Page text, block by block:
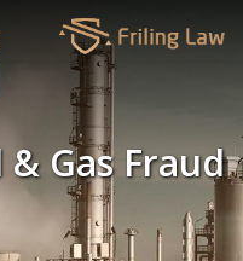
& Gas Fraud